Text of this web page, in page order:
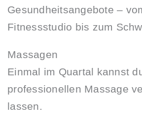
Gesundheitsangebote –
Fitnessstudio bis zum
Massagen
Einmal im Quartal kannst
professionellen Massage
lassen.